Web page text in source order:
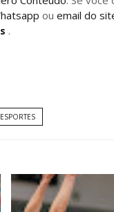
ou email do
.
ESPORTES